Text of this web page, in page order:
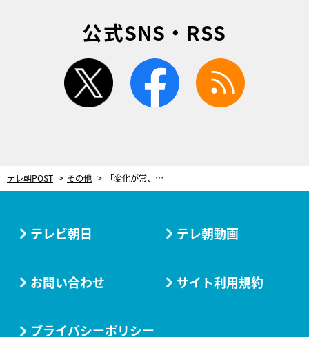
公式SNS・RSS
twitter facebook
テレ朝POST その他 「変化が常、それが船乗りですから」世界一周の旅に挑む船乗りと新しい“相棒”
テレビ朝日 テレ朝動画
お問い合わせ サイト利用規約
プライバシーポリシー